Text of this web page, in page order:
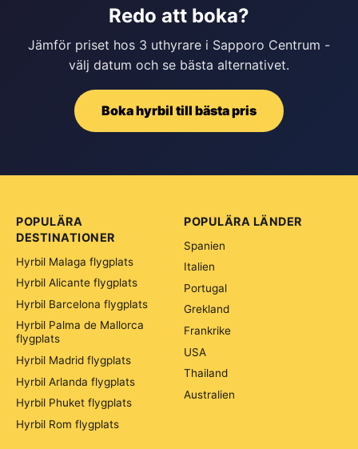
Redo att boka?
Jämför priset hos 3 uthyrare i Sapporo Centrum -
välj datum och se bästa alternativet.
Boka hyrbil till bästa pris
POPULÄRA
DESTINATIONER
Hyrbil Malaga flygplats
Hyrbil Alicante flygplats
Hyrbil Barcelona flygplats
Hyrbil Palma de Mallorca
flygplats
Hyrbil Madrid flygplats
Hyrbil Arlanda flygplats
Hyrbil Phuket flygplats
Hyrbil Rom flygplats
POPULÄRA LÄNDER
Spanien
Italien
Portugal
Grekland
Frankrike
USA
Thailand
Australien